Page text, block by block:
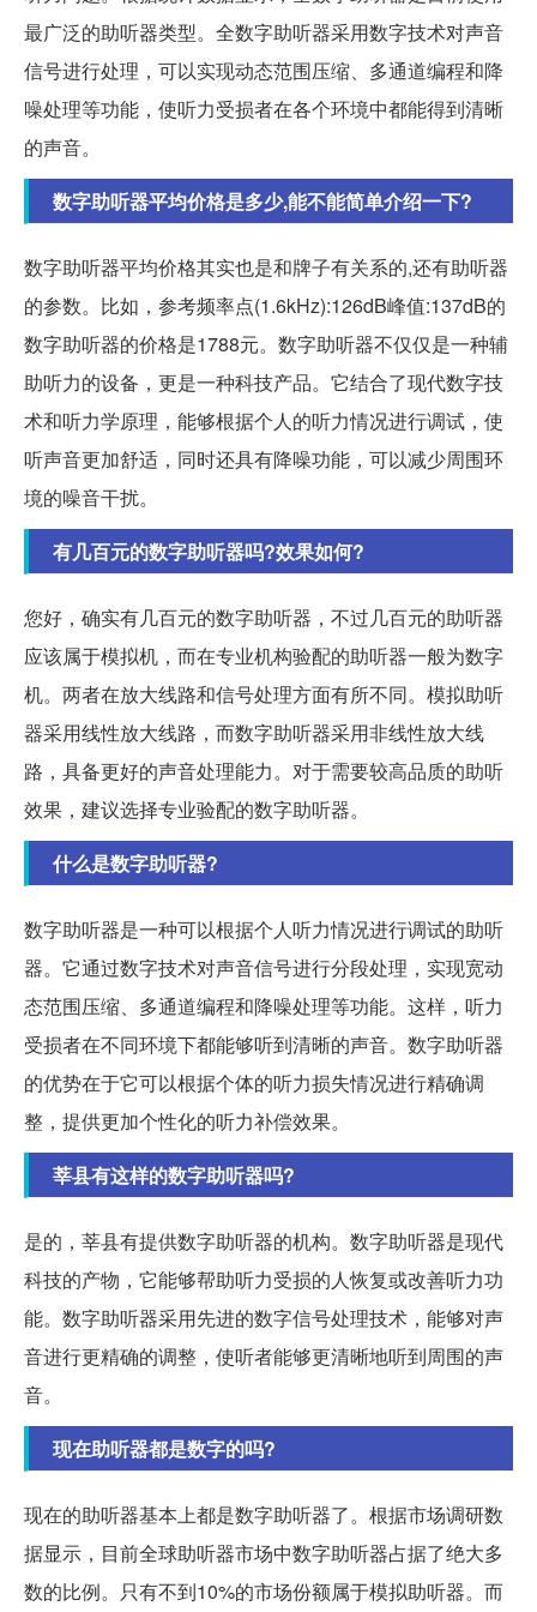
最广泛的助听器类型。全数字助听器采用数字技术对声音
信号进行处理，可以实现动态范围压缩、多通道编程和降
噪处理等功能，使听力受损者在各个环境中都能得到清晰
的声音。
数字助听器平均价格是多少,能不能简单介绍一下?
数字助听器平均价格其实也是和牌子有关系的,还有助听器
的参数。比如，参考频率点(1.6kHz):126dB峰值:137dB的
数字助听器的价格是1788元。数字助听器不仅仅是一种辅
助听力的设备，更是一种科技产品。它结合了现代数字技
术和听力学原理，能够根据个人的听力情况进行调试，使
听声音更加舒适，同时还具有降噪功能，可以减少周围环
境的噪音干扰。
有几百元的数字助听器吗?效果如何?
您好，确实有几百元的数字助听器，不过几百元的助听器
应该属于模拟机，而在专业机构验配的助听器一般为数字
机。两者在放大线路和信号处理方面有所不同。模拟助听
器采用线性放大线路，而数字助听器采用非线性放大线
路，具备更好的声音处理能力。对于需要较高品质的助听
效果，建议选择专业验配的数字助听器。
什么是数字助听器?
数字助听器是一种可以根据个人听力情况进行调试的助听
器。它通过数字技术对声音信号进行分段处理，实现宽动
态范围压缩、多通道编程和降噪处理等功能。这样，听力
受损者在不同环境下都能够听到清晰的声音。数字助听器
的优势在于它可以根据个体的听力损失情况进行精确调
整，提供更加个性化的听力补偿效果。
莘县有这样的数字助听器吗?
是的，莘县有提供数字助听器的机构。数字助听器是现代
科技的产物，它能够帮助听力受损的人恢复或改善听力功
能。数字助听器采用先进的数字信号处理技术，能够对声
音进行更精确的调整，使听者能够更清晰地听到周围的声
音。
现在助听器都是数字的吗?
现在的助听器基本上都是数字助听器了。根据市场调研数
据显示，目前全球助听器市场中数字助听器占据了绝大多
数的比例。只有不到10%的市场份额属于模拟助听器。而